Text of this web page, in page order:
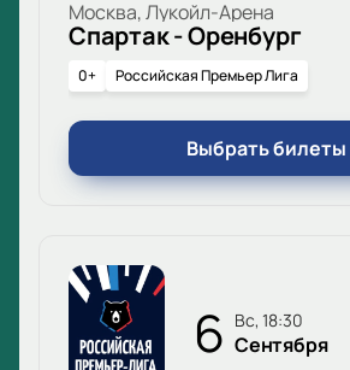
Москва, Лукойл-Арена
Спартак - Оренбург
0+ Российская Премьер Лига
Выбрать билеты
6 вс, 18:30
Сентября